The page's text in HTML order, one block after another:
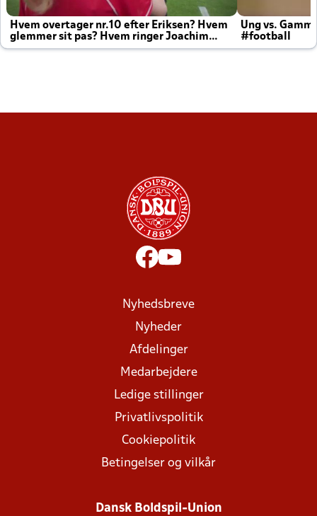
Hvem overtager nr.10 efter Eriksen? Hvem
glemmer sit pas? Hvem ringer Joachim
altid til efter kampe?
Ung vs.
#football
Nyhedsbreve
Nyheder
Afdelinger
Medarbejdere
Ledige stillinger
Privatlivspolitik
Cookiepolitik
Betingelser og vilkår
Dansk Boldspil-Union